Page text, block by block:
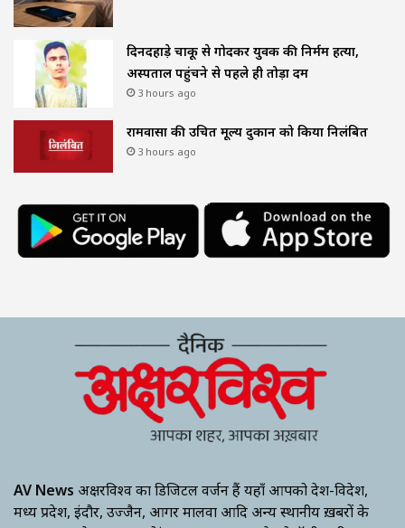
दिनदहाड़े चाकू से गोदकर युवक की निर्मम हत्या,
अस्पताल पहुंचने से पहले ही तोड़ा दम
3 hours ago
रामवासा की उचित मूल्य दुकान को किया निलंबित
3 hours ago
AV News अक्षरविश्व का डिजिटल वर्जन हैं यहाँ आपको देश-विदेश,
मध्य प्रदेश, इंदौर, उज्जैन, आगर मालवा आदि अन्य स्थानीय ख़बरों के